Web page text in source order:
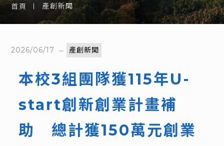
首頁 產創新聞
2026/06/17 產創新聞
本校3組團隊獲115年U-
start創新創業計畫補
助 總計獲150萬元創業